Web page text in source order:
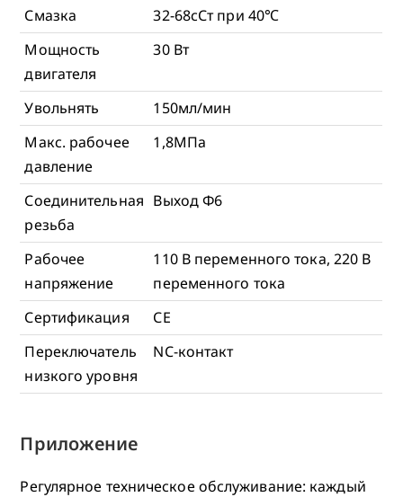
Смазка
32-68сСт при 40℃
Мощность
двигателя
30 Вт
Увольнять
150мл/мин
Макс. рабочее
давление
1,8МПа
Соединительная
резьба
Выход Φ6
Рабочее
напряжение
110 В переменного тока, 220 В
переменного тока
Сертификация
СЕ
Переключатель
низкого уровня
NC-контакт
Приложение
Регулярное техническое обслуживание: каждый